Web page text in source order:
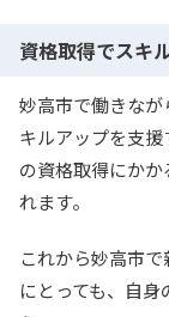
資格取得でスキ
妙高市で働きな
キルアップを支
の資格取得にかか
れます。
これから妙高市
にとっても、自